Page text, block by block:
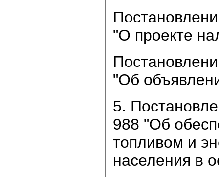
"О проекте
"Об
5.
988 "Об
топливом и
населения в